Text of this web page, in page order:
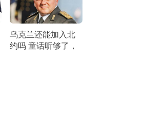
乌克兰还能加入北
约吗 童话听够了，